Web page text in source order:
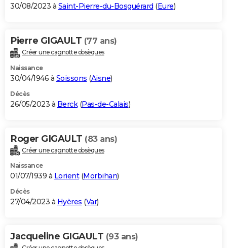
30/08/2023 à Saint-Pierre-du-Bosguérard (Eure)
Pierre GIGAULT (77 ans)
Créer une cagnotte obsèques
Naissance
30/04/1946 à Soissons (Aisne)
Décès
26/05/2023 à Berck(Pas-de-Calais)
Roger GIGAULT (83 ans)
Créer une cagnotte obsèques
Naissance
01/07/1939 à Lorient(Morbihan)
Décès
27/04/2023 à Hyères (Var)
Jacqueline GIGAULT (93 ans)